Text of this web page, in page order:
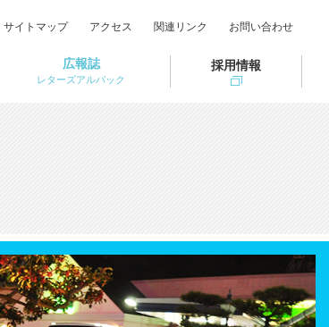
広報誌
レターズアルパック
採用情報
サイトマップ アクセス 関連リンク お問い合わせ